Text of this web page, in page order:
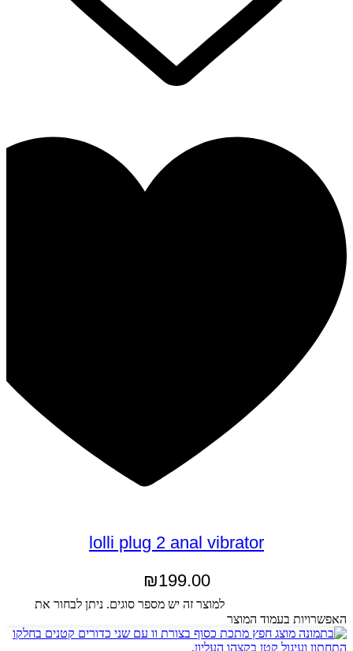
lolli plug 2 anal vibrator
₪199.00
למוצר זה יש מספר סוגים. ניתן לבחור את
האפשרויות בעמוד המוצר